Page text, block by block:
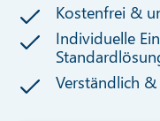
Kostenfrei &
Individuelle
Verständlich